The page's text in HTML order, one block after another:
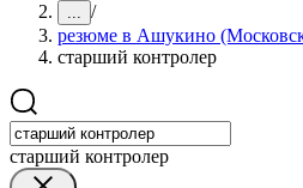
... /
резюме в Ашукино
старший контролер
старший контролер